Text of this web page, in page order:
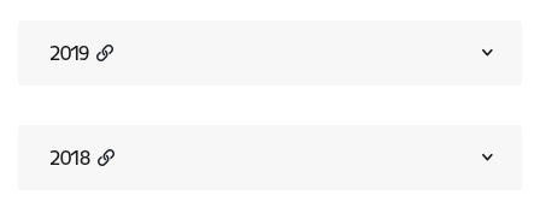
2019
2018